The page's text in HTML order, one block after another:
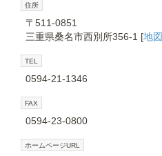
住所
〒511-0851
三重県桑名市西別所356-1 [地図
TEL
0594-21-1346
FAX
0594-23-0800
ホームページURL